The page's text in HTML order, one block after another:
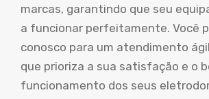
marcas, garantindo que seu
a funcionar perfeitamente. Você
conosco para um atendimento
que prioriza a sua satisfação e o
funcionamento dos seus